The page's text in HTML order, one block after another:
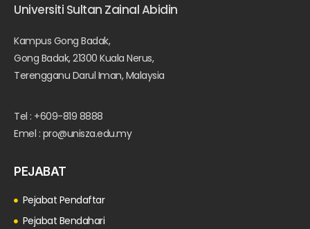
Universiti Sultan Zainal Abidin
Kampus Gong Badak,
Gong Badak, 21300 Kuala Nerus,
Terengganu Darul Iman, Malaysia
Tel : +609-819 8888
Emel : pro@unisza.edu.my
PEJABAT
Pejabat Pendaftar
Pejabat Bendahari